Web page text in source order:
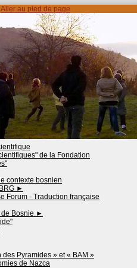
Aller au pied de page
de la Fondation
contexte bosnien
►
Forum - Traduction française
Bosnie ►
Pyramides » et « BAM »
de Nazca